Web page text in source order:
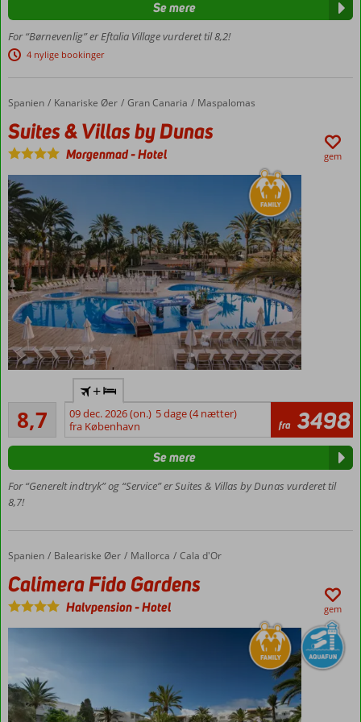
vandrutsjebaner
Hyggeligt
familiehotel
adgang
Eftalia
Island
For “Børnevenlig” er Eftalia Village vurderet til 8,2!
4 nylige bookinger
Se mere
Forside
Spanien Kanariske Øer Gran Canaria Maspalomas
Suites & Villas by Dunas
Suites & Villas by Dunas
Morgenmad-Hotel gem
Det ideelle
familiekompleks
I gåafstand
til
boulevarden
Gratis
shuttle
3-
værelses
op til 6
personer
Inclusive
8,7
Alletiders
187
anmeldelser
+
09 dec. 2026 (on.) 5 dage (4 nætter)
fra København
fra 3498
For “Generelt indtryk” og “Service” er Suites & Villas by Dunas vurderet til
8,7!
Se mere
Forside
Spanien Baleariske Øer Mallorca Cala d'Or
Calimera Fido Gardens
Calimera Fido Gardens
Halvpension-Hotel gem